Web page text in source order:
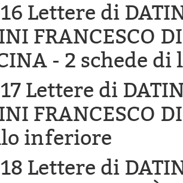
Lettere di
FRANCESCO
- 2 schede
Lettere di
FRANCESCO
inferiore
Lettere di